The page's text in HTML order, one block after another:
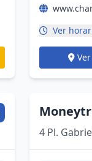
Ver
4 Pl.